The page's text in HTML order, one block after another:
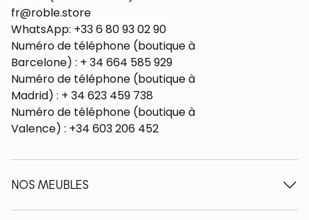
fr@roble.store
WhatsApp: +33 6 80 93 02 90
Numéro de téléphone (boutique à
Barcelone) : + 34 664 585 929
Numéro de téléphone (boutique à
Madrid) : + 34 623 459 738
Numéro de téléphone (boutique à
Valence) : +34 603 206 452
NOS MEUBLES
Tables à manger en bois